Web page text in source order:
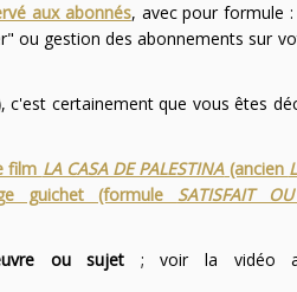
aux abonnés, avec pour formule :
ou gestion des abonnements sur
, c'est certainement que vous êtes
film LA CASA DE PALESTINA(ancien
guichet (formule SATISFAIT
ou sujet ; voir la vidéo